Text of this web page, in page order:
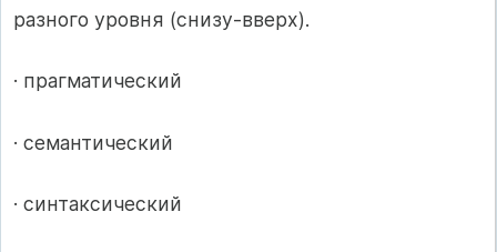
разного уровня (снизу-вверх).
· прагматический
· семантический
· синтаксический